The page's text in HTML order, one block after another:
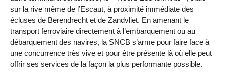
sur la rive même de l’Escaut, à proximité immédiate des
écluses de Berendrecht et de Zandvliet. En amenant le
transport ferroviaire directement à l’embarquement ou au
débarquement des navires, la SNCB s’arme pour faire face à
une concurrence très vive et pour être présente là où elle peut
offrir ses services de la façon la plus performante possible.